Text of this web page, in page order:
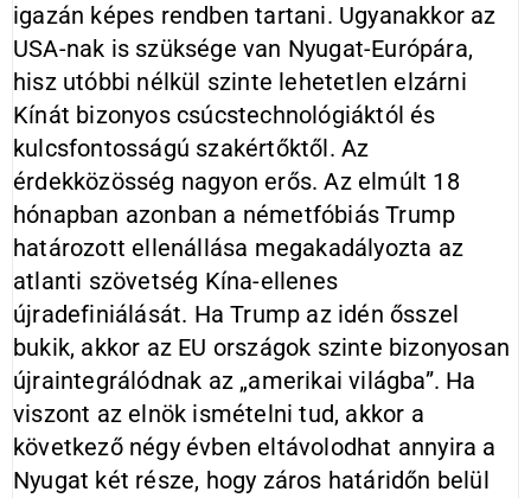
igazán képes rendben tartani. Ugyanakkor az
USA-nak is szüksége van Nyugat-Európára,
hisz utóbbi nélkül szinte lehetetlen elzárni
Kínát bizonyos csúcstechnológiáktól és
kulcsfontosságú szakértőktől. Az
érdekközösség nagyon erős. Az elmúlt 18
hónapban azonban a németfóbiás Trump
határozott ellenállása megakadályozta az
atlanti szövetség Kína-ellenes
újradefiniálását. Ha Trump az idén ősszel
bukik, akkor az EU országok szinte bizonyosan
újraintegrálódnak az „amerikai világba”. Ha
viszont az elnök ismételni tud, akkor a
következő négy évben eltávolodhat annyira a
Nyugat két része, hogy záros határidőn belül